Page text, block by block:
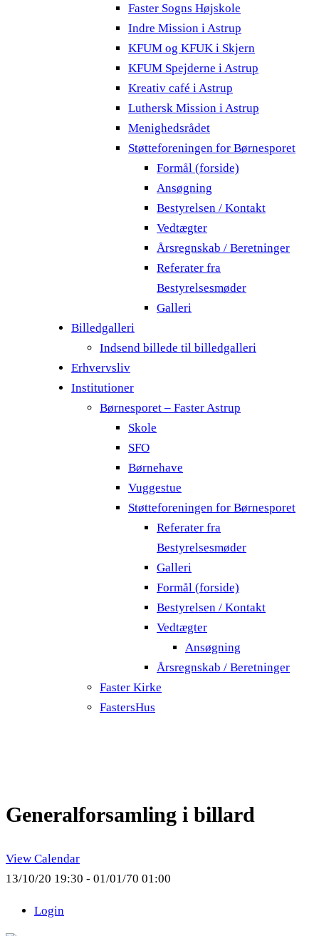
Faster Sogns Højskole
Indre Mission i Astrup
KFUM og KFUK i Skjern
KFUM Spejderne i Astrup
Kreativ café i Astrup
Luthersk Mission i Astrup
Menighedsrådet
Støtteforeningen for Børnesporet
Formål (forside)
Ansøgning
Bestyrelsen / Kontakt
Vedtægter
Årsregnskab / Beretninger
Referater fra
Bestyrelsesmøder
Galleri
Billedgalleri
Indsend billede til billedgalleri
Erhvervsliv
Institutioner
Børnesporet – Faster Astrup
Skole
SFO
Børnehave
Vuggestue
Støtteforeningen for Børnesporet
Referater fra
Bestyrelsesmøder
Galleri
Formål (forside)
Bestyrelsen / Kontakt
Vedtægter
Ansøgning
Årsregnskab / Beretninger
Faster Kirke
FastersHus
Generalforsamling i billard
View Calendar
13/10/20 19:30 - 01/01/70 01:00
Login